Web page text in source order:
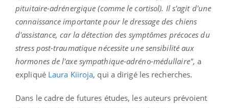
pituitaire-adrénergique (comme le cortisol). Il s'agit d'une
connaissance importante pour le dressage des chiens
d'assistance, car la détection des symptômes précoces du
stress post-traumatique nécessite une sensibilité aux
hormones de l'axe sympathique-adréno-médullaire", a
expliqué Laura Kiiroja, qui a dirigé les recherches.
Dans le cadre de futures études, les auteurs prévoient